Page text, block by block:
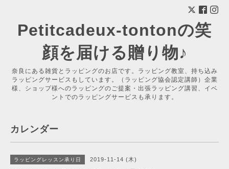
Petitcadeux-tontonの笑
顔を届ける贈り物♪
奈良にある雑貨とラッピングのお店です。ラッピング教室、持ち込み
ラッピングサービスもしています。（ラッピング協会認定講師）企業
様、ショップ様へのラッピングのご提案・出張ラッピング講習、イベ
ントでのラッピングサービスも承ります。
カレンダー
ラッピングレッスン承り日 2019-11-14 (木)